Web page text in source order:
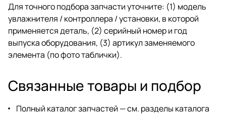
Для точного подбора запчасти уточните: (1) модель
увлажнителя / контроллера / установки, в которой
применяется деталь, (2) серийный номер и год
выпуска оборудования, (3) артикул заменяемого
элемента (по фото таблички).
Связанные товары и подбор
Полный каталог запчастей —см. разделы каталога